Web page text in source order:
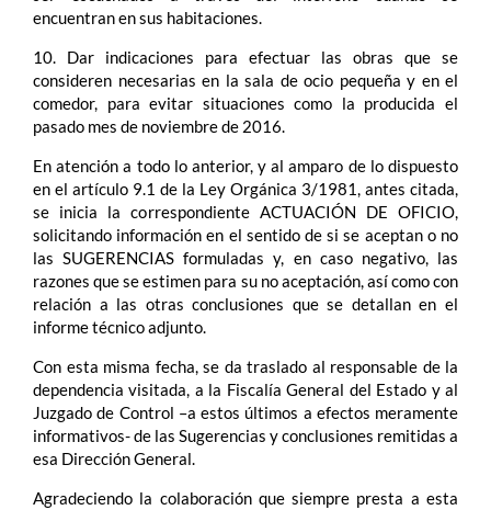
encuentran en sus habitaciones.
10. Dar indicaciones para efectuar las obras que se
consideren necesarias en la sala de ocio pequeña y en el
comedor, para evitar situaciones como la producida el
pasado mes de noviembre de 2016.
En atención a todo lo anterior, y al amparo de lo dispuesto
en el artículo 9.1 de la Ley Orgánica 3/1981, antes citada,
se inicia la correspondiente ACTUACIÓN DE OFICIO,
solicitando información en el sentido de si se aceptan o no
las SUGERENCIAS formuladas y, en caso negativo, las
razones que se estimen para su no aceptación, así como con
relación a las otras conclusiones que se detallan en el
informe técnico adjunto.
Con esta misma fecha, se da traslado al responsable de la
dependencia visitada, a la Fiscalía General del Estado y al
Juzgado de Control –a estos últimos a efectos meramente
informativos- de las Sugerencias y conclusiones remitidas a
esa Dirección General.
Agradeciendo la colaboración que siempre presta a esta